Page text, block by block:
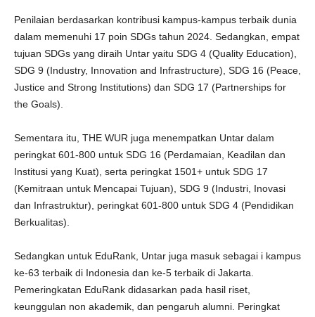
Penilaian berdasarkan kontribusi kampus-kampus terbaik dunia
dalam memenuhi 17 poin SDGs tahun 2024. Sedangkan, empat
tujuan SDGs yang diraih Untar yaitu SDG 4 (Quality Education),
SDG 9 (Industry, Innovation and Infrastructure), SDG 16 (Peace,
Justice and Strong Institutions) dan SDG 17 (Partnerships for
the Goals).
Sementara itu, THE WUR juga menempatkan Untar dalam
peringkat 601-800 untuk SDG 16 (Perdamaian, Keadilan dan
Institusi yang Kuat), serta peringkat 1501+ untuk SDG 17
(Kemitraan untuk Mencapai Tujuan), SDG 9 (Industri, Inovasi
dan Infrastruktur), peringkat 601-800 untuk SDG 4 (Pendidikan
Berkualitas).
Sedangkan untuk EduRank, Untar juga masuk sebagai i kampus
ke-63 terbaik di Indonesia dan ke-5 terbaik di Jakarta.
Pemeringkatan EduRank didasarkan pada hasil riset,
keunggulan non akademik, dan pengaruh alumni. Peringkat